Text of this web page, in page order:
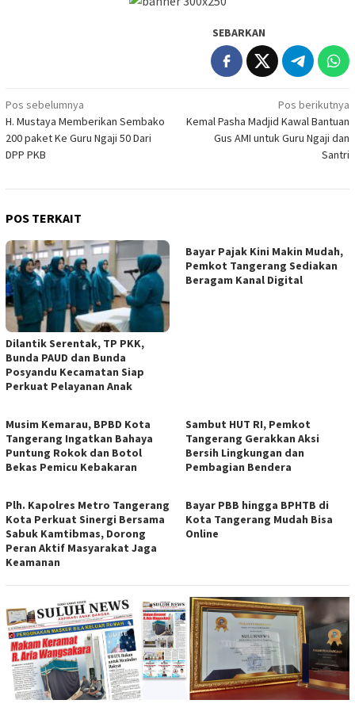
SEBARKAN
Navigasi
pos
Pos sebelumnya
H. Mustaya Memberikan Sembako
200 paket Ke Guru Ngaji 50 Dari
DPP PKB
Pos berikutnya
Kemal Pasha Madjid Kawal Bantuan
Gus AMI untuk Guru Ngaji dan
Santri
POS TERKAIT
Dilantik Serentak, TP PKK,
Bunda PAUD dan Bunda
Posyandu Kecamatan Siap
Perkuat Pelayanan Anak
Bayar Pajak Kini Makin Mudah,
Pemkot Tangerang Sediakan
Beragam Kanal Digital
Musim Kemarau, BPBD Kota
Tangerang Ingatkan Bahaya
Puntung Rokok dan Botol
Bekas Pemicu Kebakaran
Sambut HUT RI, Pemkot
Tangerang Gerakkan Aksi
Bersih Lingkungan dan
Pembagian Bendera
Plh. Kapolres Metro Tangerang
Kota Perkuat Sinergi Bersama
Sabuk Kamtibmas, Dorong
Peran Aktif Masyarakat Jaga
Keamanan
Bayar PBB hingga BPHTB di
Kota Tangerang Mudah Bisa
Online